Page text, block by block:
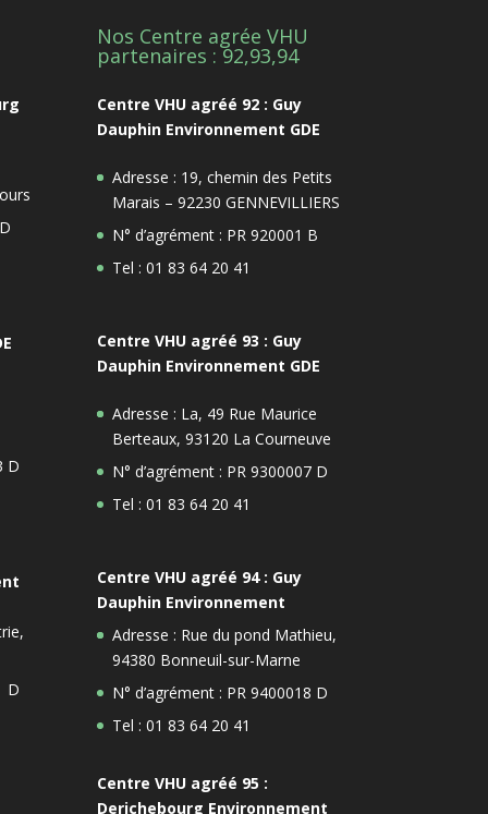
D
D
Nos Centre agrée VHU
partenaires : 92,93,94
Centre VHU agréé 92 : Guy
Dauphin Environnement GDE
Adresse : 19, chemin des Petits
Marais – 92230 GENNEVILLIERS
N° d’agrément : PR 920001 B
Tel : 01 83 64 20 41
Centre VHU agréé 93 : Guy
Dauphin Environnement GDE
Adresse : La, 49 Rue Maurice
Berteaux, 93120 La Courneuve
N° d’agrément : PR 9300007 D
Tel : 01 83 64 20 41
Centre VHU agréé 94 : Guy
Dauphin Environnement
Adresse : Rue du pond Mathieu,
94380 Bonneuil-sur-Marne
N° d’agrément : PR 9400018 D
Tel : 01 83 64 20 41
Centre VHU agréé 95 :
Derichebourg Environnement